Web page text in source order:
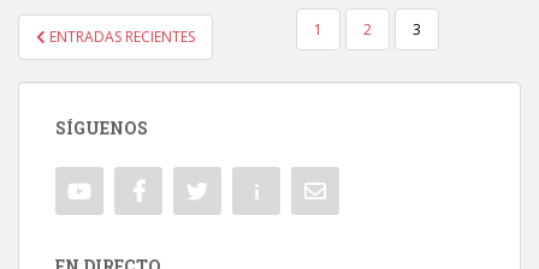
NAVEGACIÓN DE ENTRADAS
ENTRADAS RECIENTES 1 2 3
SÍGUENOS